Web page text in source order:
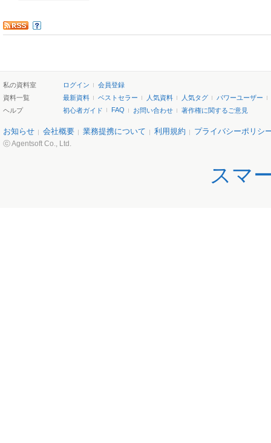
私の資料室 ログイン
会員登録
資料一覧
最新資料 ベストセラー 人気資料 人気タグ
パワーユーザー
ヘルプ
初心者ガイド FAQ お問い合わせ 著作権に関するご意見
お知らせ 会社概要 業務提携について 利用規約 プライバシーポリシ
ⓒ Agentsoft Co., Ltd.
スマ